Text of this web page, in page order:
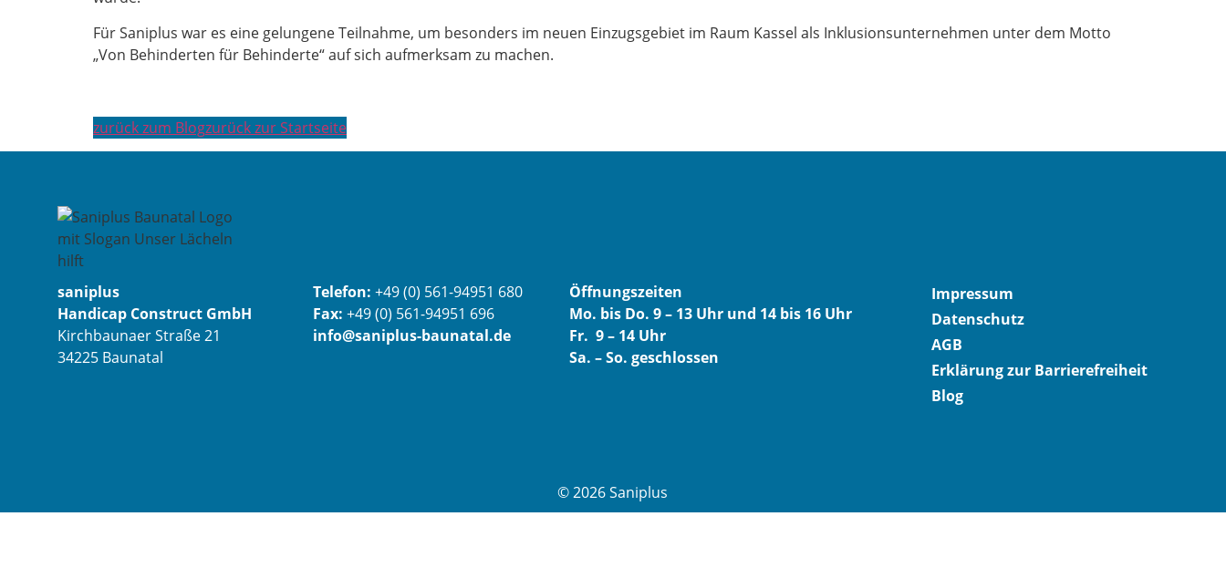
Für Saniplus war es eine gelungene Teilnahme, um besonders im neuen Einzugsgebiet im Raum Kassel als Inklusionsunternehmen unter dem Motto
„Von Behinderten für Behinderte“ auf sich aufmerksam zu machen.
zurück zum Blogzurück zur Startseite
saniplus
Handicap Construct GmbH
Kirchbaunaer Straße 21
34225 Baunatal
Telefon: +49 (0) 561-94951 680
Fax: +49 (0) 561-94951 696
info@saniplus-baunatal.de
Öffnungszeiten
Mo. bis Do. 9 – 13 Uhr und 14 bis 16 Uhr
Fr. 9 – 14 Uhr
Sa. – So. geschlossen
Impressum
Datenschutz
AGB
Erklärung zur Barrierefreiheit
Blog
©2026Saniplus